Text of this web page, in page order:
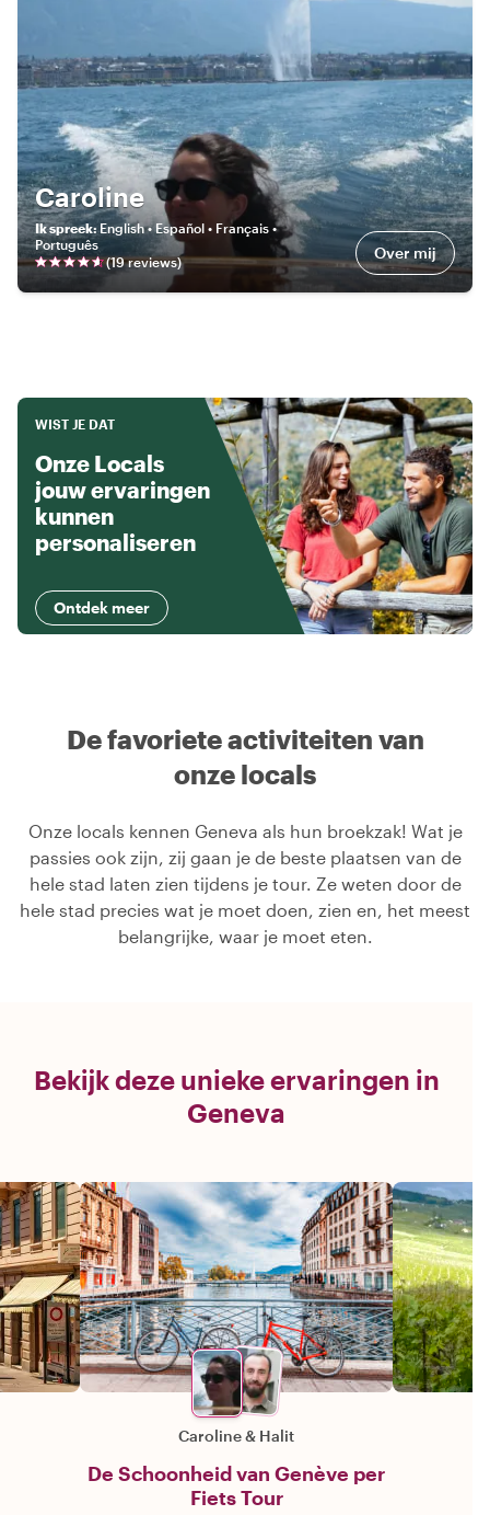
Caroline
Ik spreek:English • Español • Français •
Português
(19reviews) Over mij
WIST JE DAT
Onze Locals
jouw ervaringen
kunnen
personaliseren
Ontdek meer
De favoriete activiteiten van
onze locals
Onze locals kennen Geneva als hun broekzak! Wat je
passies ook zijn, zij gaan je de beste plaatsen van de
hele stad laten zien tijdens je tour. Ze weten door de
hele stad precies wat je moet doen, zien en, het meest
belangrijke, waar je moet eten.
Bekijk deze unieke ervaringen in
Geneva
Caroline& Halit
De Schoonheid van Genève per
Fiets Tour